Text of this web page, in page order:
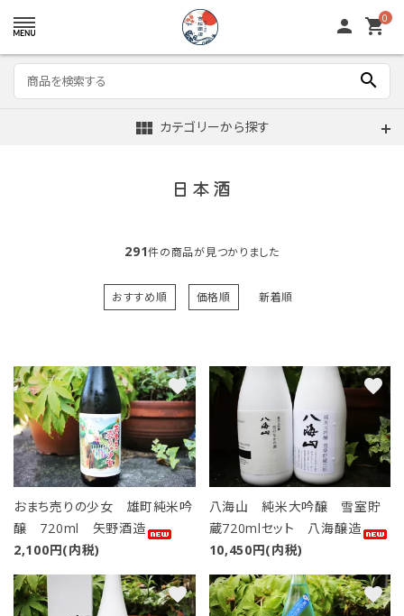
person 0
shopping_cart
search
view_module カテゴリーから探す
日本酒
291件の商品が見つかりました
おすすめ順 価格順 新着順
おまち売りの少女 雄町純米吟
醸 720ml 矢野酒造
2,100円(内税)
favorite
八海山 純米大吟醸 雪室貯
蔵720mlセット 八海醸造
10,450円(内税)
favorite
favorite favorite